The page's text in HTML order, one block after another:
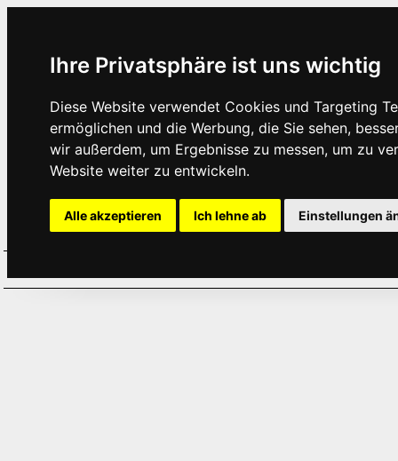
Ihre Privatsphäre ist uns wichtig
Diese Website verwendet Cookies und Targeting
ermöglichen und die Werbung, die Sie sehen,
wir außerdem, um Ergebnisse zu messen, um zu
Website weiter zu entwickeln.
Alle akzeptieren Ich lehne ab Einstellungen